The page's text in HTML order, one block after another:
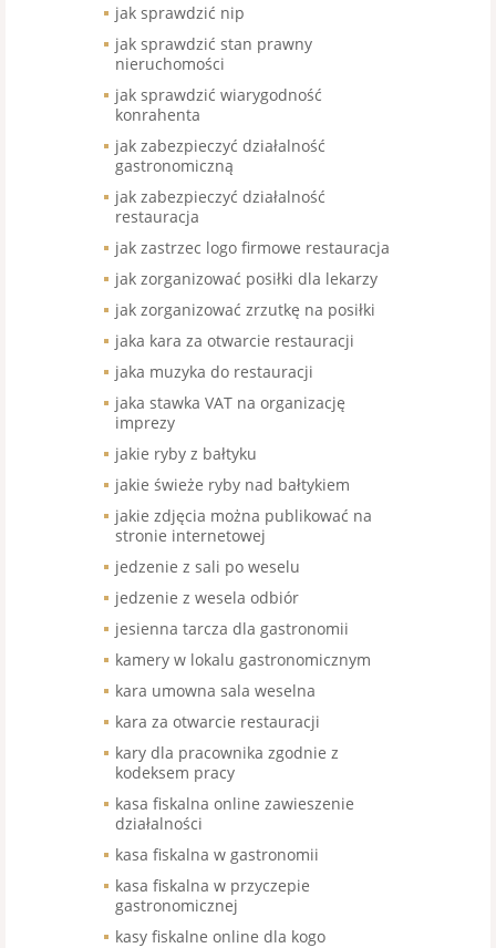
jak sprawdzić nip
jak sprawdzić stan prawny
nieruchomości
jak sprawdzić wiarygodność
konrahenta
jak zabezpieczyć działalność
gastronomiczną
jak zabezpieczyć działalność
restauracja
jak zastrzec logo firmowe restauracja
jak zorganizować posiłki dla lekarzy
jak zorganizować zrzutkę na posiłki
jaka kara za otwarcie restauracji
jaka muzyka do restauracji
jaka stawka VAT na organizację
imprezy
jakie ryby z bałtyku
jakie świeże ryby nad bałtykiem
jakie zdjęcia można publikować na
stronie internetowej
jedzenie z sali po weselu
jedzenie z wesela odbiór
jesienna tarcza dla gastronomii
kamery w lokalu gastronomicznym
kara umowna sala weselna
kara za otwarcie restauracji
kary dla pracownika zgodnie z
kodeksem pracy
kasa fiskalna online zawieszenie
działalności
kasa fiskalna w gastronomii
kasa fiskalna w przyczepie
gastronomicznej
kasy fiskalne online dla kogo